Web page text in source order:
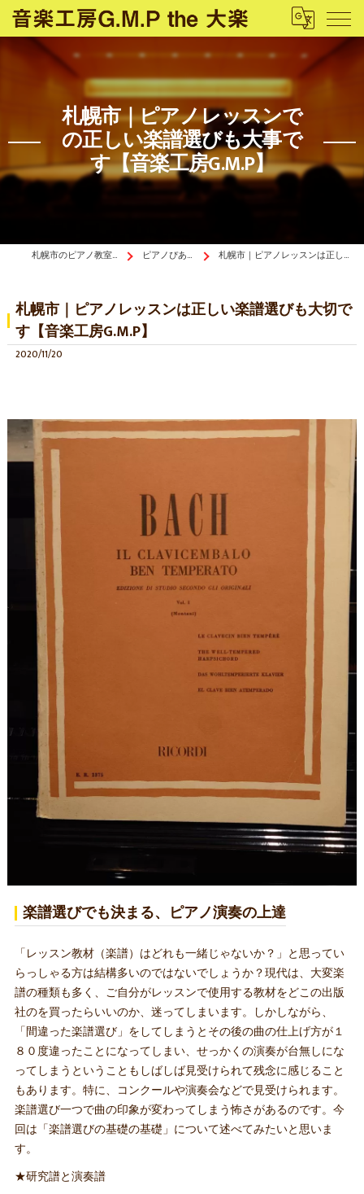
札幌市｜ピアノレッスンで
の正しい楽譜選びも大事で
す【音楽工房G.M.P】
札幌市のピアノ教室は音楽工房G.M.P the 大楽 ピアノぴあ〜の《ブログ》 札幌市｜ピアノレッスンは正しい楽譜選びも大切です【音楽工房G.M.P】
札幌市｜ピアノレッスンは正しい楽譜選びも大切で
す【音楽工房G.M.P】
2020/11/20
楽譜選びでも決まる、ピアノ演奏の上達
「レッスン教材（楽譜）はどれも一緒じゃないか？」と思ってい
らっしゃる方は結構多いのではないでしょうか？現代は、大変楽
譜の種類も多く、ご自分がレッスンで使用する教材をどこの出版
社のを買ったらいいのか、迷ってしまいます。しかしながら、
「間違った楽譜選び」をしてしまうとその後の曲の仕上げ方が１
８０度違ったことになってしまい、せっかくの演奏が台無しにな
ってしまうということもしばしば見受けられて残念に感じること
もあります。特に、コンクールや演奏会などで見受けられます。
楽譜選び一つで曲の印象が変わってしまう怖さがあるのです。今
回は「楽譜選びの基礎の基礎」について述べてみたいと思いま
す。
★研究譜と演奏譜